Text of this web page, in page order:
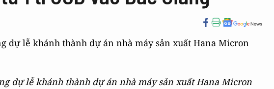
dự lễ khánh thành dự án nhà máy sản xuất Hana Micron